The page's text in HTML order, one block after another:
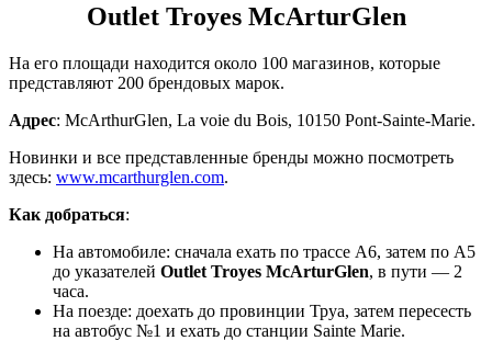
Outlet Troyes McArturGlen
На его площади находится около 100 магазинов, которые
представляют 200 брендовых марок.
Адрес: McArthurGlen, La voie du Bois, 10150 Pont-Sainte-Marie.
Новинки и все представленные бренды можно посмотреть
здесь: www.mcarthurglen.com.
Как добраться:
На автомобиле: сначала ехать по трассе А6, затем по А5
до указателей Outlet Troyes McArturGlen, в пути — 2
часа.
На поезде: доехать до провинции Труа, затем пересесть
на автобус №1 и ехать до станции Sainte Marie.